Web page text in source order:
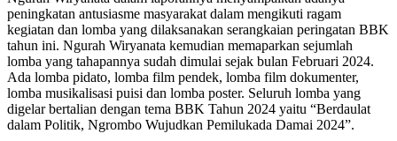
peningkatan antusiasme masyarakat dalam mengikuti ragam
kegiatan dan lomba yang dilaksanakan serangkaian peringatan BBK
tahun ini. Ngurah Wiryanata kemudian memaparkan sejumlah
lomba yang tahapannya sudah dimulai sejak bulan Februari 2024.
Ada lomba pidato, lomba film pendek, lomba film dokumenter,
lomba musikalisasi puisi dan lomba poster. Seluruh lomba yang
digelar bertalian dengan tema BBK Tahun 2024 yaitu “Berdaulat
dalam Politik, Ngrombo Wujudkan Pemilukada Damai 2024”.